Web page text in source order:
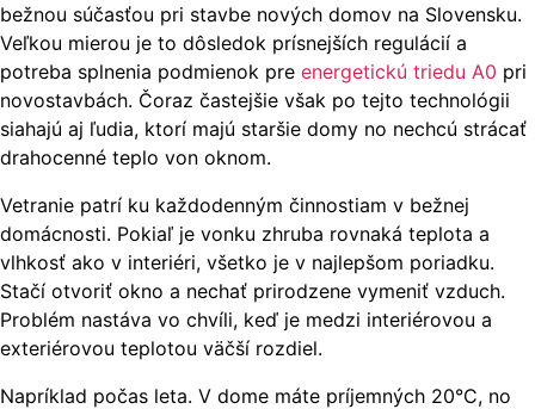
bežnou súčasťou pri stavbe nových domov na Slovensku.
Veľkou mierou je to dôsledok prísnejších regulácií a
potreba splnenia podmienok pre energetickú triedu A0 pri
novostavbách. Čoraz častejšie však po tejto technológii
siahajú aj ľudia, ktorí majú staršie domy no nechcú strácať
drahocenné teplo von oknom.
Vetranie patrí ku každodenným činnostiam v bežnej
domácnosti. Pokiaľ je vonku zhruba rovnaká teplota a
vlhkosť ako v interiéri, všetko je v najlepšom poriadku.
Stačí otvoriť okno a nechať prirodzene vymeniť vzduch.
Problém nastáva vo chvíli, keď je medzi interiérovou a
exteriérovou teplotou väčší rozdiel.
Napríklad počas leta. V dome máte príjemných 20°C, no